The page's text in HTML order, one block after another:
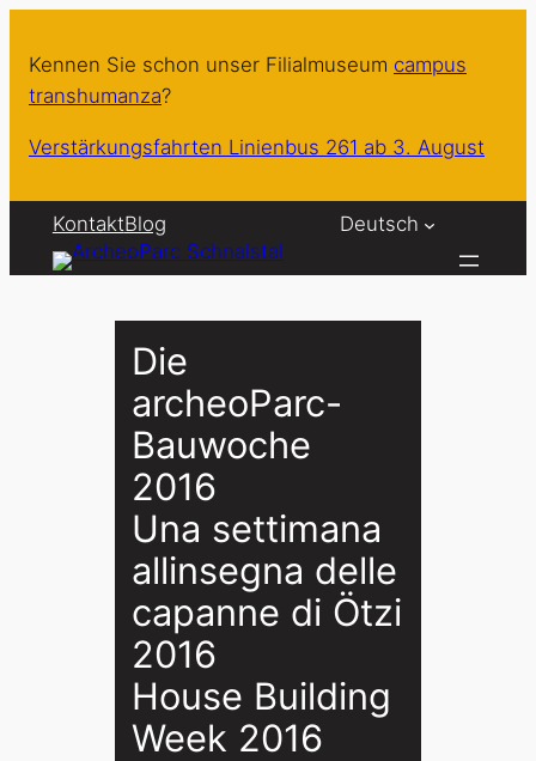
Inhalt
springen
Kennen Sie schon unser Filialmuseum campus
transhumanza?
Verstärkungsfahrten Linienbus 261 ab 3. August
KontaktBlog Deutsch
Die
archeoParc-
Bauwoche
2016
Una settimana
allinsegna delle
capanne di Ötzi
2016
House Building
Week 2016